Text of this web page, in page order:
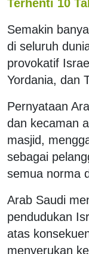
Terhenti 10
Semakin
di seluruh
provokatif
Yordania, dan
Pernyataan
dan kecaman
masjid,
sebagai
semua norma
Arab Saudi
pendudukan
atas
menyerukan